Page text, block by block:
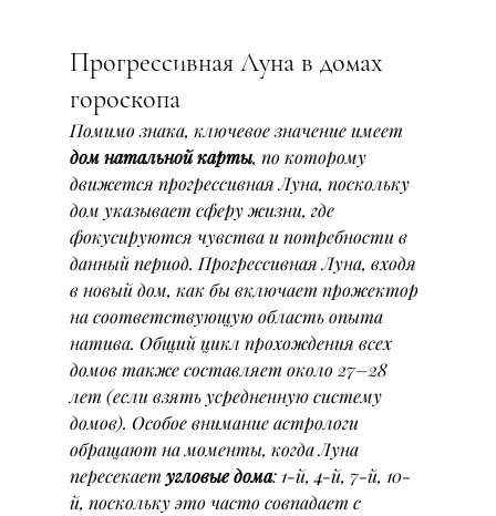
Прогрессивная Луна в домах
гороскопа
Помимо знака, ключевое значение имеет
дом натальной карты, по которому
движется прогрессивная Луна, поскольку
дом указывает сферу жизни, где
фокусируются чувства и потребности в
данный период. Прогрессивная Луна, входя
в новый дом, как бы включает прожектор
на соответствующую область опыта
натива. Общий цикл прохождения всех
домов также составляет около 27–28
лет (если взять усредненную систему
домов). Особое внимание астрологи
обращают на моменты, когда Луна
пересекает угловые дома: 1-й, 4-й, 7-й, 10-
й, поскольку это часто совпадает с